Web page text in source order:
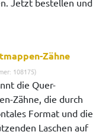
Jetzt bestellen und
Zähne
108175)
die Quer-
Zähne, die durch
Format und die
Laschen auf